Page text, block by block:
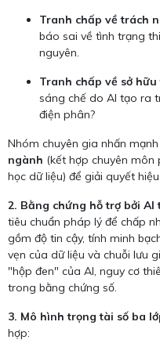
Tranh chấp về trách
báo sai về tình trạng
nguyên.
Tranh chấp về sở
sáng chế do AI tạo ra
điện phân?
Nhóm chuyên gia nhấn
ngành (kết hợp chuyên môn
học dữ liệu) để giải quyết
2. Bằng chứng hỗ trợ bởi AI
tiêu chuẩn pháp lý để chấp
gồm độ tin cậy, tính minh
vẹn của dữ liệu và chuỗi lưu
"hộp đen" của AI, nguy cơ
trong bằng chứng số.
3. Mô hình trọng tài số ba
hợp: